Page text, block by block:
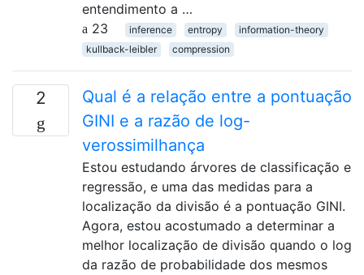
entendimento a …
23
inference entropy
information-theory
kullback-leibler
compression
2
Qual é a relação entre a pontuação
GINI e a razão de log-
verossimilhança
Estou estudando árvores de classificação e
regressão, e uma das medidas para a
localização da divisão é a pontuação GINI.
Agora, estou acostumado a determinar a
melhor localização de divisão quando o log
da razão de probabilidade dos mesmos